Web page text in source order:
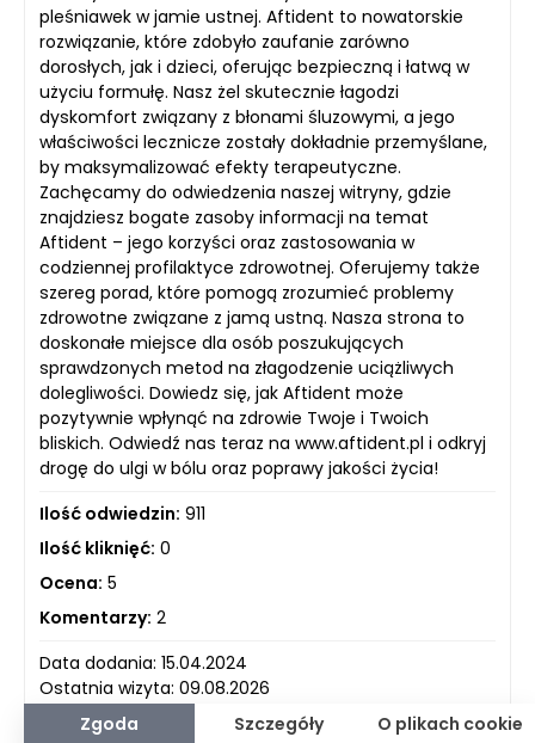
pleśniawek w jamie ustnej. Aftident to nowatorskie
rozwiązanie, które zdobyło zaufanie zarówno
dorosłych, jak i dzieci, oferując bezpieczną i łatwą w
użyciu formułę. Nasz żel skutecznie łagodzi
dyskomfort związany z błonami śluzowymi, a jego
właściwości lecznicze zostały dokładnie przemyślane,
by maksymalizować efekty terapeutyczne.
Zachęcamy do odwiedzenia naszej witryny, gdzie
znajdziesz bogate zasoby informacji na temat
Aftident – jego korzyści oraz zastosowania w
codziennej profilaktyce zdrowotnej. Oferujemy także
szereg porad, które pomogą zrozumieć problemy
zdrowotne związane z jamą ustną. Nasza strona to
doskonałe miejsce dla osób poszukujących
sprawdzonych metod na złagodzenie uciążliwych
dolegliwości. Dowiedz się, jak Aftident może
pozytywnie wpłynąć na zdrowie Twoje i Twoich
bliskich. Odwiedź nas teraz na www.aftident.pl i odkryj
drogę do ulgi w bólu oraz poprawy jakości życia!
Ilość odwiedzin: 911
Ilość kliknięć: 0
Ocena: 5
Komentarzy: 2
Data dodania: 15.04.2024
Ostatnia wizyta: 09.08.2026
Zgoda
Szczegóły O plikach cookie